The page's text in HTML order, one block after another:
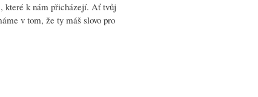
které k nám přicházejí. Ať tvůj
v tom, že ty máš slovo pro